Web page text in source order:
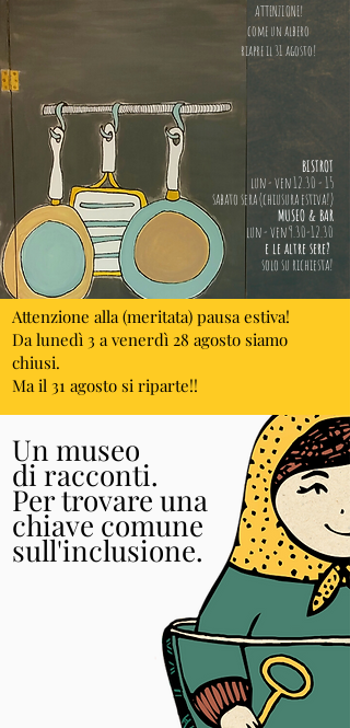
ATTENZIONE!
come un albero
riapre il 31 agosto!
BISTROT
lun - ven12.30 - 15
sabato sera (chiusura estiva!)
MUSEO & BAR
lun - ven9.30-12.30
e le altre sere?
solo su richiesta!
Attenzione alla (meritata) pausa estiva!
Da lunedì 3 a venerdì 28 agosto siamo
chiusi.
Ma il 31 agosto si riparte!!
Un museo
di racconti.
Per trovare una
chiave comune
sull'inclusione.